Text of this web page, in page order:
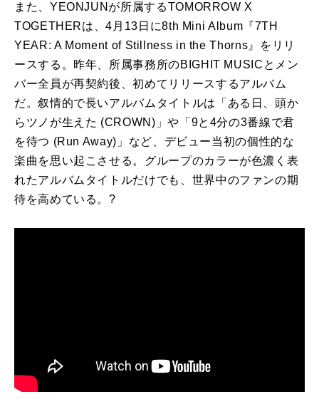
また、YEONJUNが所属するTOMORROW X
TOGETHERは、4月13日に8th Mini Album『7TH
YEAR: A Moment of Stillness in the Thorns』をリリ
ースする。昨年、所属事務所のBIGHIT MUSICとメン
バー全員が再契約後、初めてリリースするアルバム
だ。叙情的で長いアルバムタイトルは「ある日、頭か
らツノが生えた (CROWN)」や「9と4分の3番線で君
を待つ (Run Away)」など、デビュー当初の個性的な
楽曲を思い起こさせる。グループのカラーが色濃く表
れたアルバムタイトルだけでも、世界中のファンの期
待を高めている。?